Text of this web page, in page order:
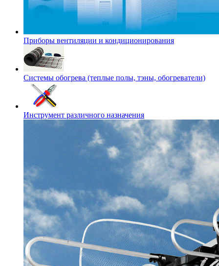
Приборы вентиляции и кондиционирования
Системы обогрева (теплые полы, тэны, обогреватели)
Инструмент различного назначения